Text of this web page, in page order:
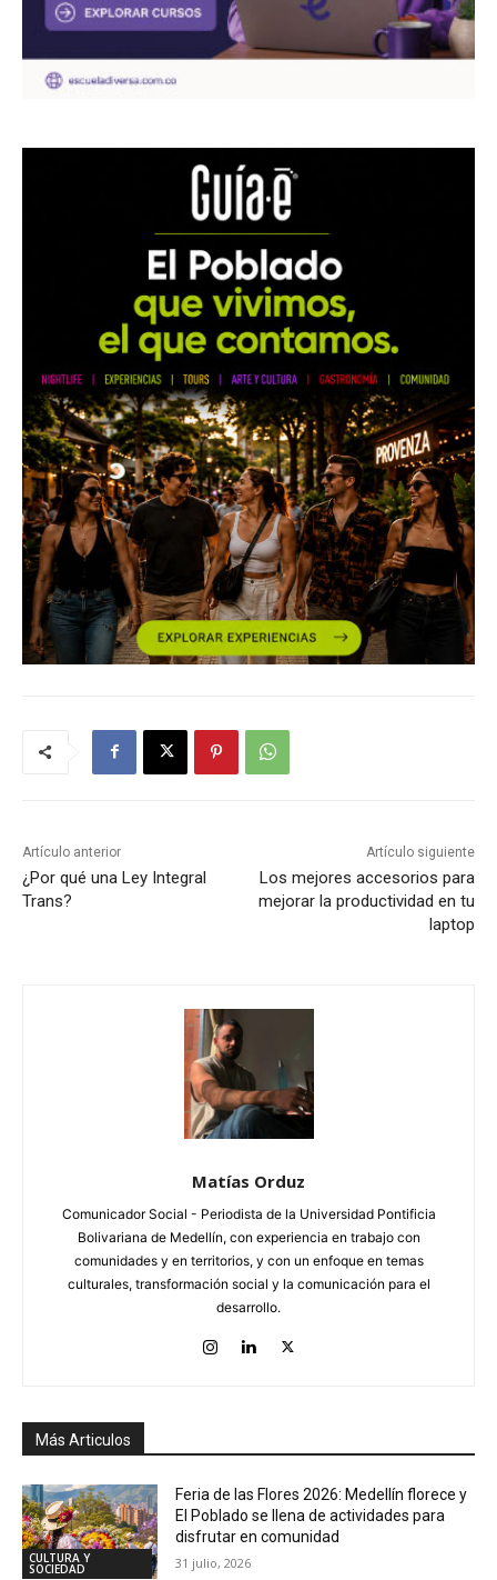
Artículo anterior
¿Por qué una Ley Integral
Trans?
Artículo siguiente
Los mejores accesorios para
mejorar la productividad en tu
laptop
Matías Orduz
Comunicador Social - Periodista de la Universidad Pontificia
Bolivariana de Medellín, con experiencia en trabajo con
comunidades y en territorios, y con un enfoque en temas
culturales, transformación social y la comunicación para el
desarrollo.
Más Articulos
CULTURA Y
SOCIEDAD
Feria de las Flores 2026: Medellín florece y
El Poblado se llena de actividades para
disfrutar en comunidad
31 julio, 2026